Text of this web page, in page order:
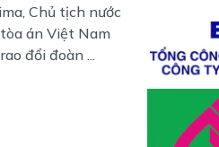
Chủ tịch nước
án Việt Nam
đổi đoàn ...